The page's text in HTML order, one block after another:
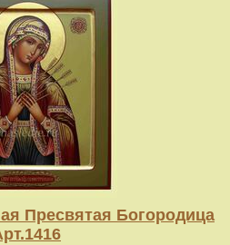
Пресвятая Богородица